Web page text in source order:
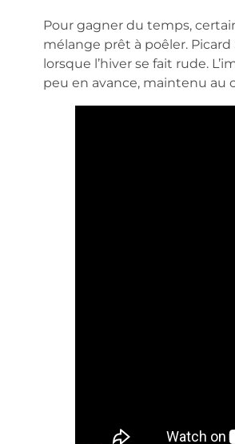
Pour gagner du temps,
mélange prêt à poêler.
lorsque l’hiver se fait rude.
peu en avance, maintenu au